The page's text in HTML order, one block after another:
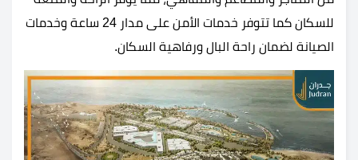
للسكان كما تتوفر خدمات الأمن على مدار 24 ساعة وخدمات
الصيانة لضمان راحة البال ورفاهية السكان.